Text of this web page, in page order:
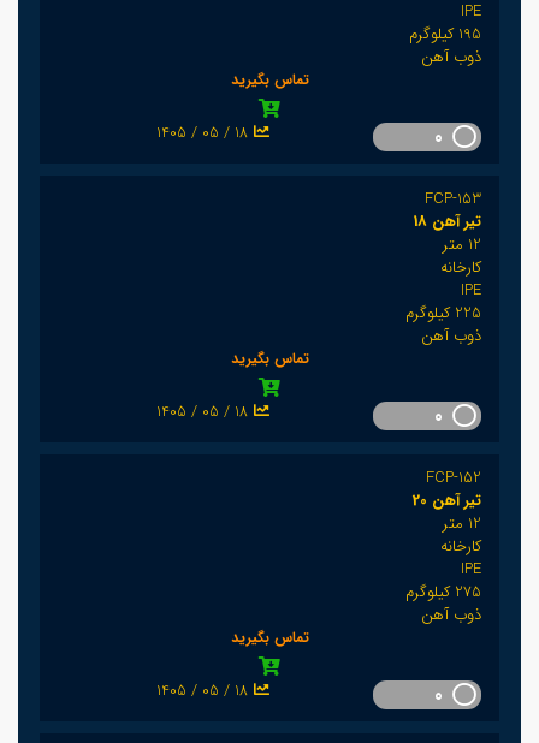
IPE
195 کیلوگرم
ذوب آهن
تماس بگیرید
1405 / 05 / 18
FCP-153
تیر آهن 18
12 متر
کارخانه
IPE
225 کیلوگرم
ذوب آهن
تماس بگیرید
1405 / 05 / 18
FCP-152
تیر آهن 20
12 متر
کارخانه
IPE
275 کیلوگرم
ذوب آهن
تماس بگیرید
1405 / 05 / 18